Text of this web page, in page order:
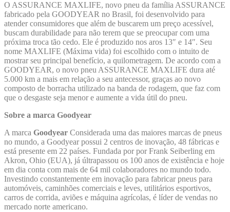
O ASSURANCE MAXLIFE, novo pneu da família ASSURANCE
fabricado pela GOODYEAR no Brasil, foi desenvolvido para
atender consumidores que além de buscarem um preço acessível,
buscam durabilidade para não terem que se preocupar com uma
próxima troca tão cedo. Ele é produzido nos aros 13″ e 14″. Seu
nome MAXLIFE (Máxima vida) foi escolhido com o intuito de
mostrar seu principal benefício, a quilometragem. De acordo com a
GOODYEAR, o novo pneu ASSURANCE MAXLIFE dura até
5.000 km a mais em relação a seu antecessor, graças ao novo
composto de borracha utilizado na banda de rodagem, que faz com
que o desgaste seja menor e aumente a vida útil do pneu.
Sobre a marca Goodyear
A marca Goodyear Considerada uma das maiores marcas de pneus
no mundo, a Goodyear possui 2 centros de inovação, 48 fábricas e
está presente em 22 países. Fundada por por Frank Seiberling em
Akron, Ohio (EUA), já últrapassou os 100 anos de existência e hoje
em dia conta com mais de 64 mil colaboradores no mundo todo.
Investindo constantemente em inovação para fabricar pneus para
automóveis, caminhões comerciais e leves, utilitários esportivos,
carros de corrida, aviões e máquina agrícolas, é líder de vendas no
mercado norte americano.